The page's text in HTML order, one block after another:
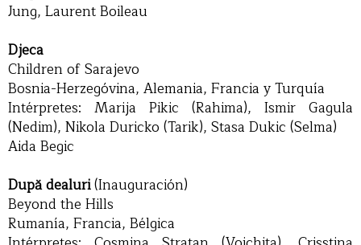
Jung, Laurent Boileau
Djeca
Children of Sarajevo
Bosnia-Herzegóvina, Alemania, Francia y Turquía
Intérpretes: Marija Pikic (Rahima), Ismir Gagula
(Nedim), Nikola Duricko (Tarik), Stasa Dukic (Selma)
Aida Begic
După dealuri(Inauguración)
Beyond the Hills
Rumanía, Francia, Bélgica